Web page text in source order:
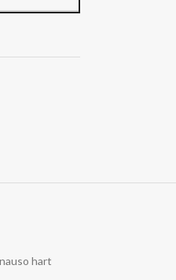
hart